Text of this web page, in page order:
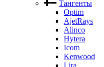
Тангенты
Optim
AjetRays
Alinco
Hytera
Icom
Kenwood
Lira